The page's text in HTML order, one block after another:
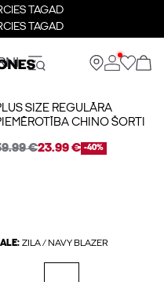
TAGAD
TAGAD
SIZE REGULĀRA
CHINO ŠORTI
€23.99 € -40%
ZILA / NAVY BLAZER